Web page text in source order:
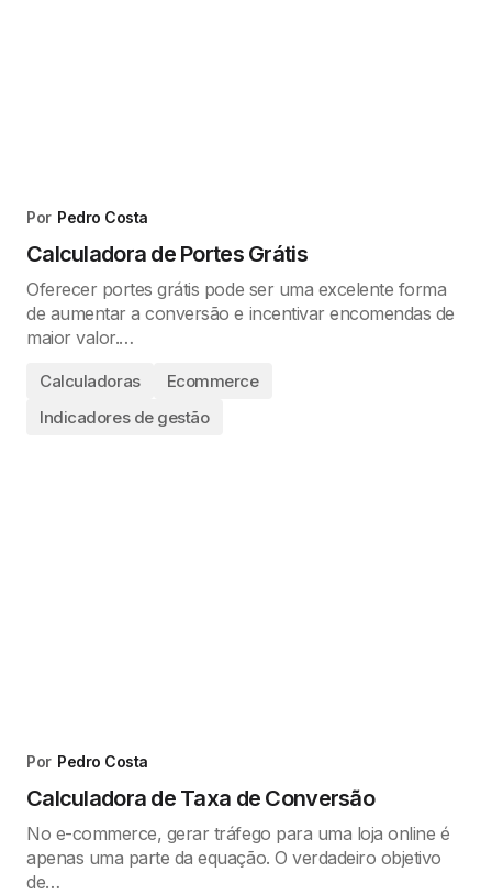
Por Pedro Costa
Calculadora de Portes Grátis
Oferecer portes grátis pode ser uma excelente forma
de aumentar a conversão e incentivar encomendas de
maior valor.…
Calculadoras
Ecommerce
Indicadores de gestão
Por Pedro Costa
Calculadora de Taxa de Conversão
No e-commerce, gerar tráfego para uma loja online é
apenas uma parte da equação. O verdadeiro objetivo
de…